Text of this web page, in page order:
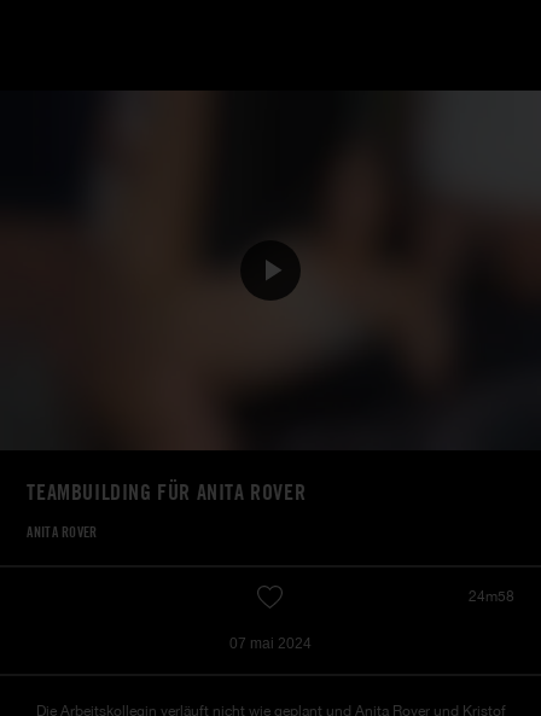
TEAMBUILDING FÜR ANITA ROVER
ANITA ROVER
24m58
07 mai 2024
Die Arbeitskollegin verläuft nicht wie geplant und Anita Rover und Kristof